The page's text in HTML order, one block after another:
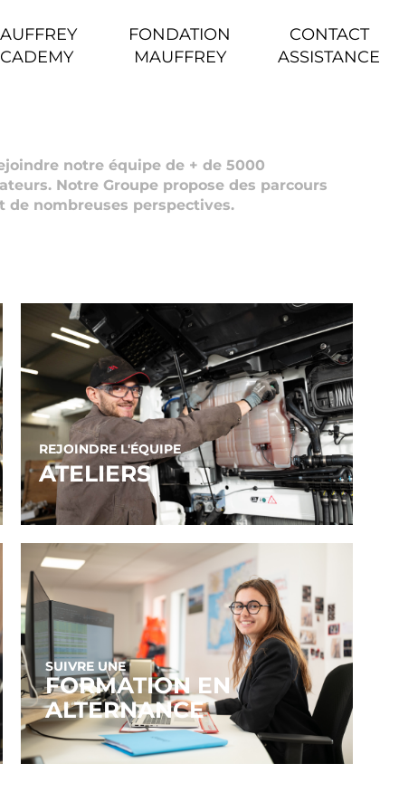
FONDATION
MAUFFREY
CONTACT
ASSISTANCE
notre équipe de + de 5000
Notre Groupe propose des parcours
de nombreuses perspectives.
REJOINDRE L'ÉQUIPE
ATELIERS
SUIVRE UNE
FORMATION EN
ALTERNANCE